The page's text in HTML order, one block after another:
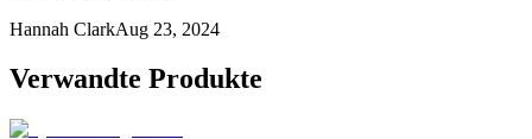
Hannah ClarkAug 23, 2024
Verwandte Produkte